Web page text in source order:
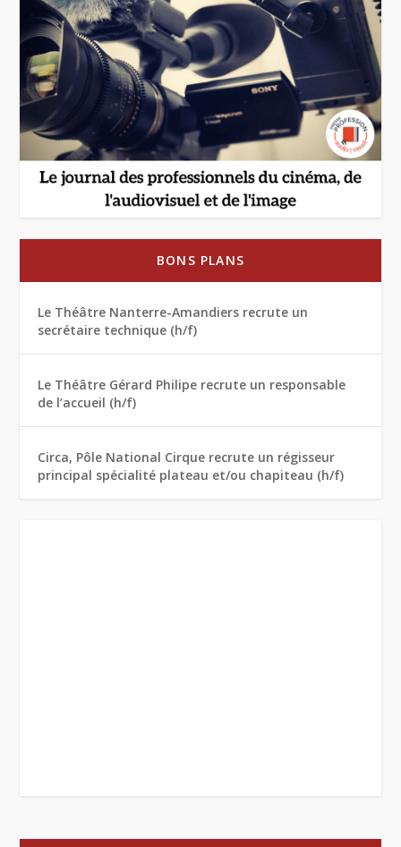
BONS PLANS
Le Théâtre Nanterre-Amandiers recrute un
secrétaire technique (h/f)
Le Théâtre Gérard Philipe recrute un responsable
de l’accueil (h/f)
Circa, Pôle National Cirque recrute un régisseur
principal spécialité plateau et/ou chapiteau (h/f)